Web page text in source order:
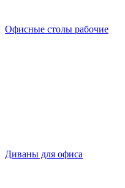
Офисные столы рабочие
Диваны для офиса